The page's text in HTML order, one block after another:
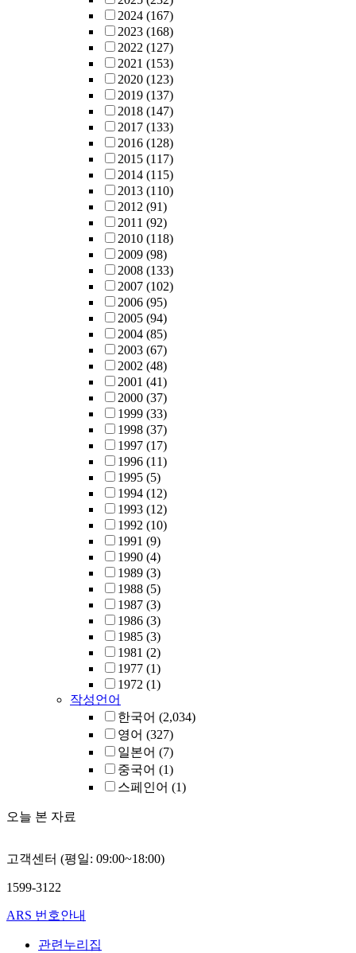
2024 (167)
2023 (168)
2022 (127)
2021 (153)
2020 (123)
2019 (137)
2018 (147)
2017 (133)
2016 (128)
2015 (117)
2014 (115)
2013 (110)
2012 (91)
2011 (92)
2010 (118)
2009 (98)
2008 (133)
2007 (102)
2006 (95)
2005 (94)
2004 (85)
2003 (67)
2002 (48)
2001 (41)
2000 (37)
1999 (33)
1998 (37)
1997 (17)
1996 (11)
1995 (5)
1994 (12)
1993 (12)
1992 (10)
1991 (9)
1990 (4)
1989 (3)
1988 (5)
1987 (3)
1986 (3)
1985 (3)
1981 (2)
1977 (1)
1972 (1)
작성언어
한국어 (2,034)
영어 (327)
일본어 (7)
중국어 (1)
스페인어 (1)
오늘 본 자료
고객센터 (평일: 09:00~18:00)
1599-3122
ARS 번호안내
관련누리집